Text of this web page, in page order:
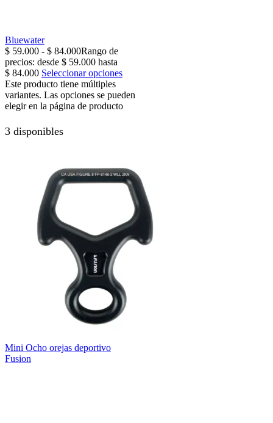
Bluewater
$ 59.000 - $ 84.000Rango de
precios: desde $ 59.000 hasta
$ 84.000 Seleccionar opciones
Este producto tiene múltiples
variantes. Las opciones se pueden
elegir en la página de producto
3 disponibles
Mini Ocho orejas deportivo
Fusion